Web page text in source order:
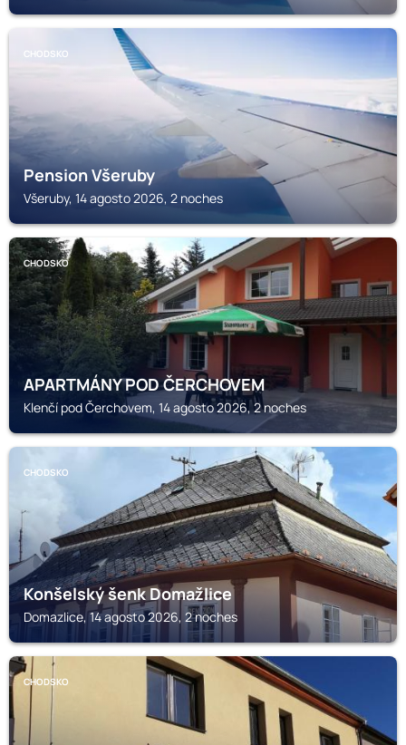
CHODSKO
Pension Všeruby
Všeruby, 14 agosto 2026, 2 noches
CHODSKO
APARTMÁNY POD ČERCHOVEM
Klenčí pod Čerchovem, 14 agosto 2026, 2 noches
CHODSKO
Konšelský šenk Domažlice
Domazlice, 14 agosto 2026, 2 noches
CHODSKO